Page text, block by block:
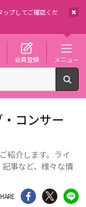
ップしてご確認くだ
会員登録 メニュー
コンサー
紹介します。ライ
事など、様々な情
シェア Twitter